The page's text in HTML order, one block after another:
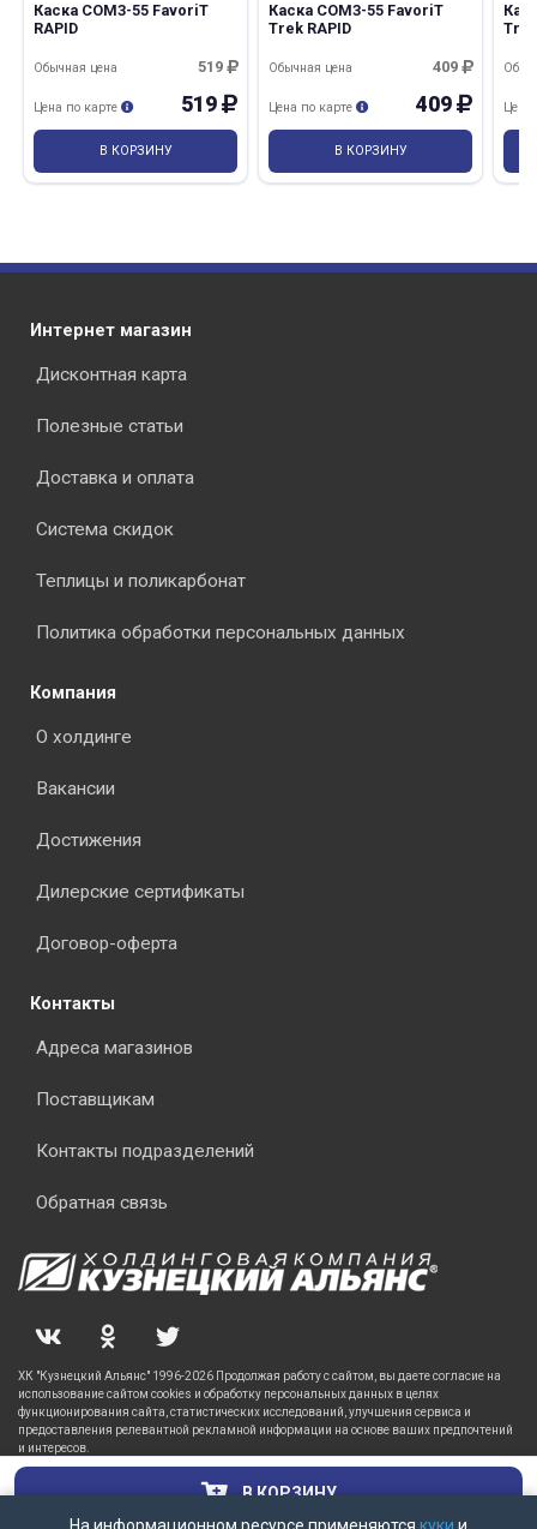
В КОРЗИНУ
Каска СОМЗ-55 FavoriT
RAPID
519
Обычная цена
519
Цена по карте
В КОРЗИНУ
Каска СОМЗ-55 FavoriT
Trek RAPID
409
Обычная цена
409
Цена по карте
В КОРЗИНУ
Цена
Интернет магазин
Дисконтная карта
Полезные статьи
Доставка и оплата
Система скидок
Теплицы и поликарбонат
Политика обработки персональных данных
Компания
О холдинге
Вакансии
Достижения
Дилерские сертификаты
Договор-оферта
Контакты
Адреса магазинов
Поставщикам
Контакты подразделений
Обратная связь
ХК "Кузнецкий Альянс" 1996-2026 Продолжая работу с сайтом, вы даете согласие на
использование сайтом cookies и обработку персональных данных в целях
функционирования сайта, статистических исследований, улучшения сервиса и
предоставления релевантной рекламной информации на основе ваших предпочтений
и интересов.